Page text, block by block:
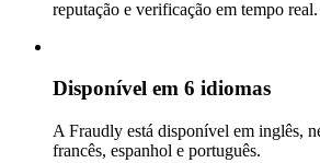
reputação e verificação em tempo real.
Disponível em 6 idiomas
A Fraudly está disponível em inglês,
francês, espanhol e português.